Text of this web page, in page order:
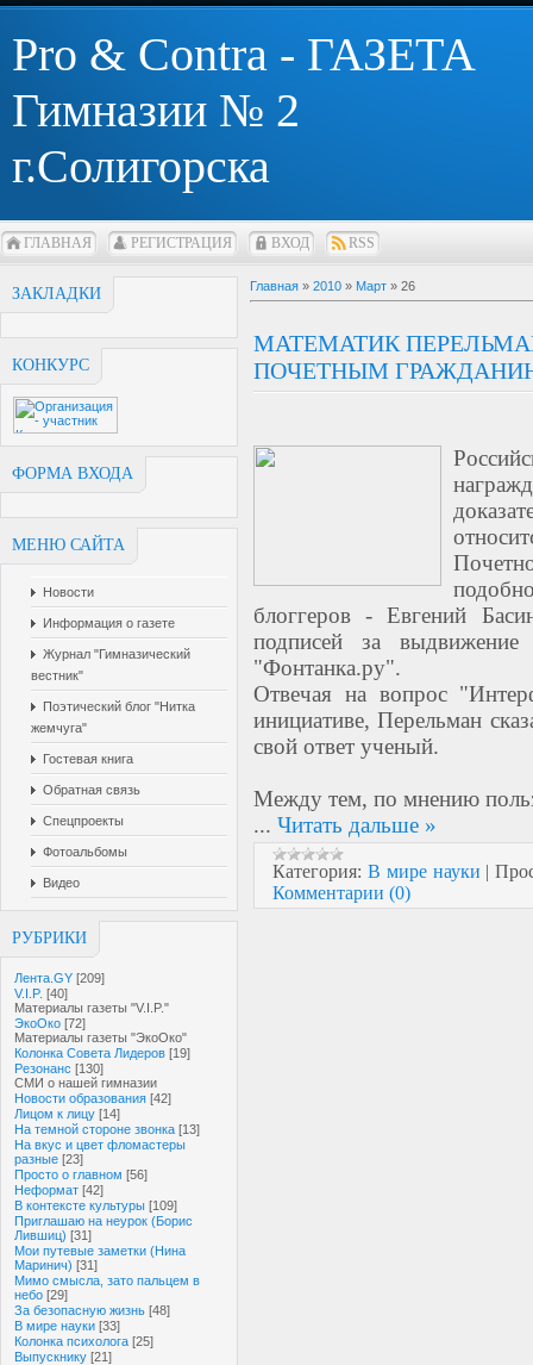
Pro & Contra - ГАЗЕТА
Гимназии № 2
г.Солигорска
ГЛАВНАЯ РЕГИСТРАЦИЯ ВХОД RSS
ЗАКЛАДКИ
КОНКУРС
ФОРМА ВХОДА
МЕНЮ САЙТА
Новости
Информация о газете
Журнал "Гимназический
вестник"
Поэтический блог "Нитка
жемчуга"
Гостевая книга
Обратная связь
Спецпроекты
Фотоальбомы
Видео
РУБРИКИ
Лента.GY [209]
V.I.P. [40]
Материалы газеты "V.I.P."
ЭкоОко [72]
Материалы газеты "ЭкоОко"
Колонка Совета Лидеров [19]
Резонанс [130]
СМИ о нашей гимназии
Новости образования [42]
Лицом к лицу [14]
На темной стороне звонка [13]
На вкус и цвет фломастеры
разные [23]
Просто о главном [56]
Неформат [42]
В контексте культуры [109]
Приглашаю на неурок (Борис
Лившиц) [31]
Мои путевые заметки (Нина
Маринич) [31]
Мимо смысла, зато пальцем в
небо [29]
За безопасную жизнь [48]
В мире науки [33]
Колонка психолога [25]
Выпускнику [21]
Главная » 2010 » Март » 26
МАТЕМАТИК
ПОЧЕТНЫМ
блоггеров - Евгений
подписей за
"Фонтанка.ру".
Отвечая на вопрос
инициативе, Перельман
свой ответ ученый.
Между тем, по мнению
... Читать дальше »
Категория: В мире науки |
Комментарии (0)